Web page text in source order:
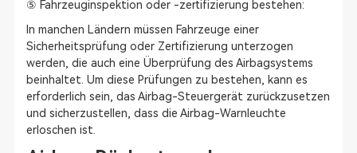
⑤ Fahrzeuginspektion oder -zertifizierung bestehen:
In manchen Ländern müssen Fahrzeuge einer
Sicherheitsprüfung oder Zertifizierung unterzogen
werden, die auch eine Überprüfung des Airbagsystems
beinhaltet. Um diese Prüfungen zu bestehen, kann es
erforderlich sein, das Airbag-Steuergerät zurückzusetzen
und sicherzustellen, dass die Airbag-Warnleuchte
erloschen ist.